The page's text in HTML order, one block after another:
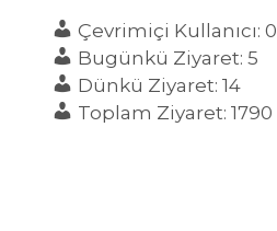
Çevrimiçi Kullanıcı: 0
Bugünkü Ziyaret: 5
Dünkü Ziyaret: 14
Toplam Ziyaret: 1790